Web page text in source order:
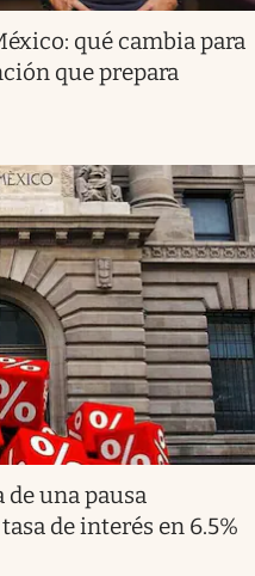
qué cambia para
que prepara
de una pausa
de interés en 6.5%